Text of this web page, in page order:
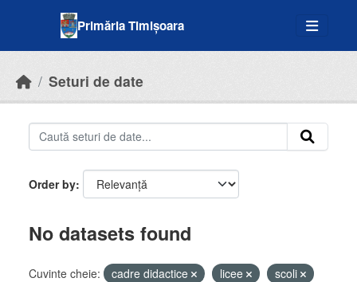
Primăria Timișoara
Seturi de date
Order by
No datasets found
Cuvinte cheie: cadre didactice licee
scoli